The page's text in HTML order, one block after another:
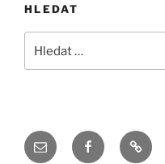
HLEDAT
Email Facebook